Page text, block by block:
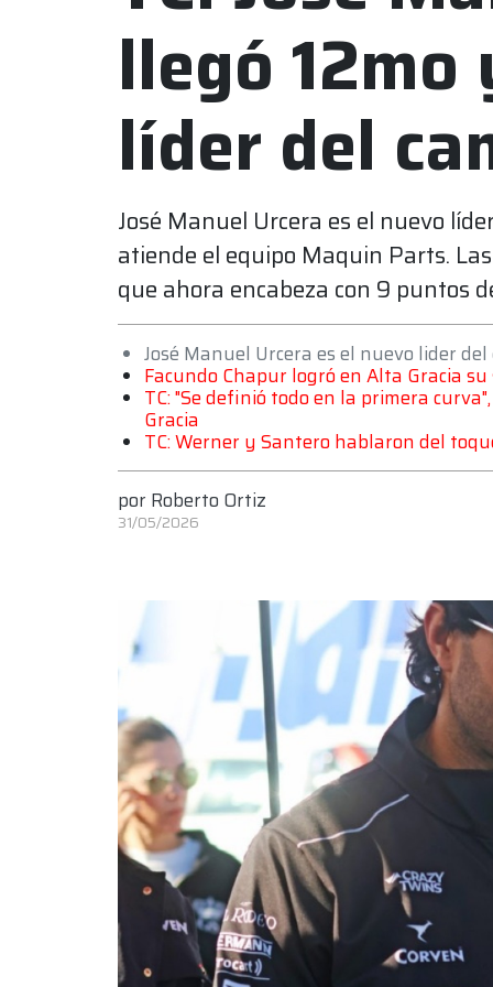
llegó 12mo
líder del
José Manuel Urcera es el nuevo
atiende el equipo Maquin Parts.
que ahora encabeza con 9 puntos
José Manuel Urcera es el nuevo lider
Facundo Chapur logró en Alta Gracia
TC: "Se definió todo en la primera
Gracia
TC: Werner y Santero hablaron del
por Roberto Ortiz
31/05/2026